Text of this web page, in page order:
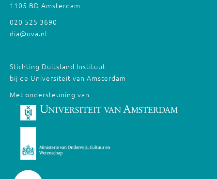
1105 BD Amsterdam
020 525 3690
dia@uva.nl
Stichting Duitsland Instituut
bij de Universiteit van Amsterdam
Met ondersteuning van